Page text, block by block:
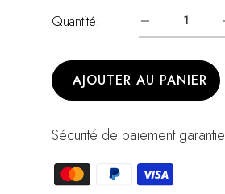
Quantité:
AJOUTER AU PANIER
Sécurité de paiement garantie